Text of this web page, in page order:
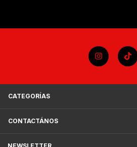
CATEGORÍAS
CONTACTÁNOS